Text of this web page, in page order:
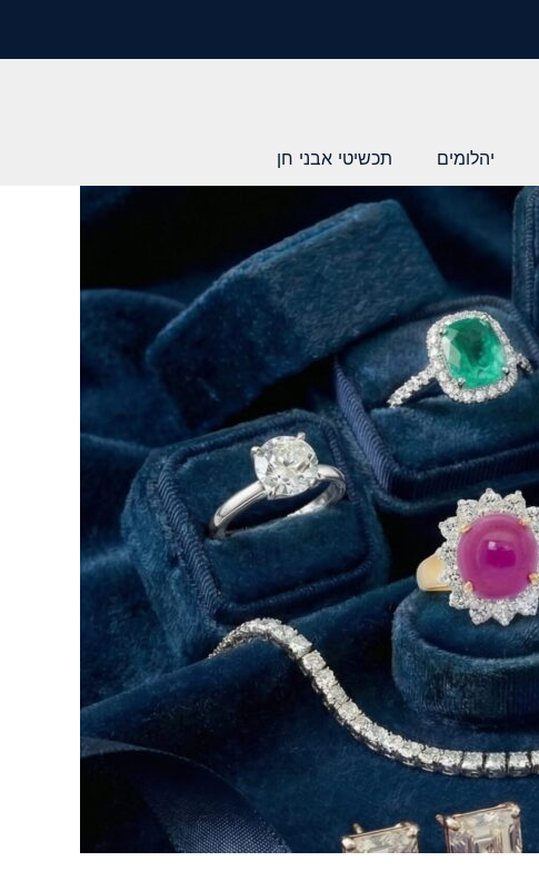
יהלומים תכשיטי אבני חן